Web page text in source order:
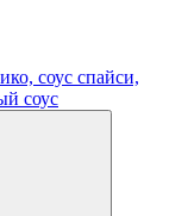
соус спайси,
соус